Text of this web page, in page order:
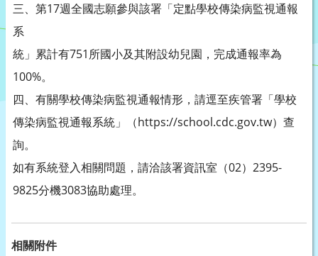
三、第17週全國志願參與該署「定點學校傳染病監視通報
系
統」累計有751所國小及其附設幼兒園，完成通報率為
100%。
四、有關學校傳染病監視通報情形，請逕至疾管署「學校
傳染病監視通報系統」（https://school.cdc.gov.tw）查
詢。
如有系統登入相關問題，請洽該署資訊室（02）2395-
9825分機3083協助處理。
相關附件